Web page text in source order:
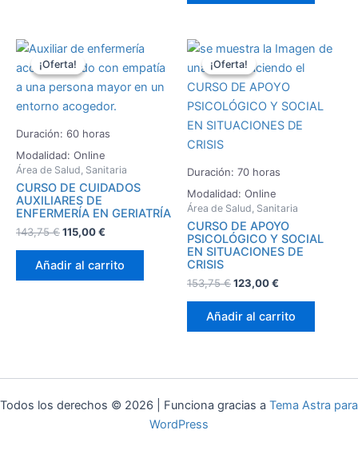
¡Oferta!
Duración: 60 horas
Modalidad: Online
¡Oferta!
Área de Salud, Sanitaria
CURSO DE CUIDADOS
AUXILIARES DE
ENFERMERÍA EN GERIATRÍA
143,75€
El
precio
original
era:
143,75 €.
115,00€
El
actual
es:
Añadir al carrito
¡Oferta!
Duración: 70 horas
Modalidad: Online
¡Oferta!
Área de Salud, Sanitaria
CURSO DE APOYO
PSICOLÓGICO Y SOCIAL
EN SITUACIONES DE
CRISIS
153,75€
El
precio
original
era:
153,75 €.
123,00€
El
precio
actual
es:
123,00 €.
Añadir al carrito
Todos los derechos © 2026 | Funciona gracias a Tema Astra para
WordPress